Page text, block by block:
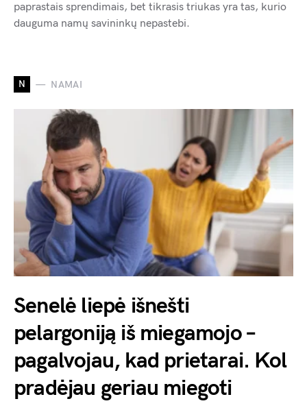
paprastais sprendimais, bet tikrasis triukas yra tas, kurio
dauguma namų savininkų nepastebi.
N NAMAI
Senelė liepė išnešti
pelargoniją iš miegamojo –
pagalvojau, kad prietarai. Kol
pradėjau geriau miegoti